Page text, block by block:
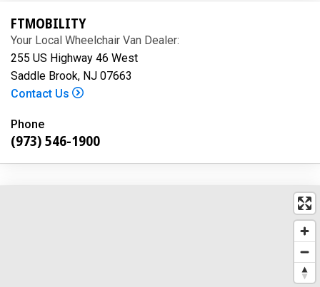
FTMOBILITY
Your Local Wheelchair Van Dealer:
255 US Highway 46 West
Saddle Brook, NJ 07663
Contact Us
Phone
(973) 546-1900